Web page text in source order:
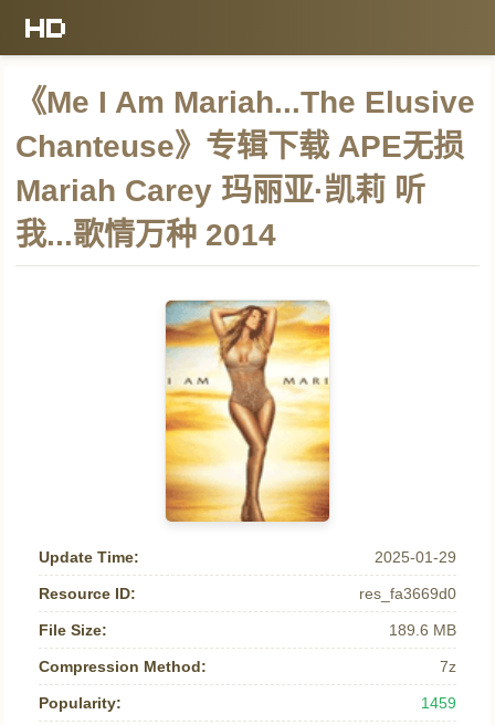
《Me I Am Mariah...The Elusive
Chanteuse》专辑下载 APE无损
Mariah Carey 玛丽亚·凯莉 听
我...歌情万种 2014
Update Time: 2025-01-29
Resource ID: res_fa3669d0
File Size: 189.6 MB
Compression Method: 7z
Popularity: 1459